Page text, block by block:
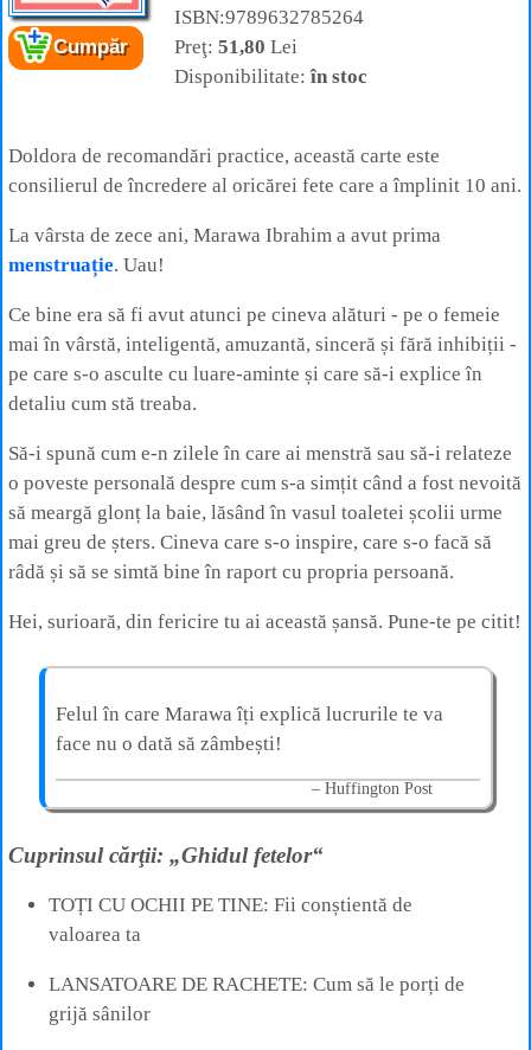
Cartea: Ghidul fetelor– 50 de lecții despre
cum să-ți iubești corpul aflat în plină
Cumpăr
ISBN:9789632785264
Preţ: 51,80 Lei
Disponibilitate:în stoc
Doldora de recomandări practice, această carte este
consilierul de încredere al oricărei fete care a împlinit 10 ani.
La vârsta de zece ani, Marawa Ibrahim a avut prima
menstruație. Uau!
Ce bine era să fi avut atunci pe cineva alături - pe o femeie
mai în vârstă, inteligentă, amuzantă, sinceră și fără inhibiții -
pe care s-o asculte cu luare-aminte și care să-i explice în
detaliu cum stă treaba.
Să-i spună cum e-n zilele în care ai menstră sau să-i relateze
o poveste personală despre cum s-a simțit când a fost nevoită
să meargă glonț la baie, lăsând în vasul toaletei școlii urme
mai greu de șters. Cineva care s-o inspire, care s-o facă să
râdă și să se simtă bine în raport cu propria persoană.
Hei, surioară, din fericire tu ai această șansă. Pune-te pe citit!
Felul în care Marawa îți explică lucrurile te va
face nu o dată să zâmbești!
Huffington Post
Cuprinsul cărţii: „Ghidul fetelor“
TOȚI CU OCHII PE TINE: Fii conștientă de
valoarea ta
LANSATOARE DE RACHETE: Cum să le porți de
grijă sânilor